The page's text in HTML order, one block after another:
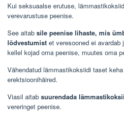
Kui seksuaalse erutuse,
verevarustuse peenise.
See aitab sile peenise lihaste, mis
lõdvestumist et veresooned ei
kellel kojad oma peenise, muutes oma
Vähendatud lämmastikoksiidi taset
erektsioonihäired.
Viasil aitab suurendada
vereringet peenise.